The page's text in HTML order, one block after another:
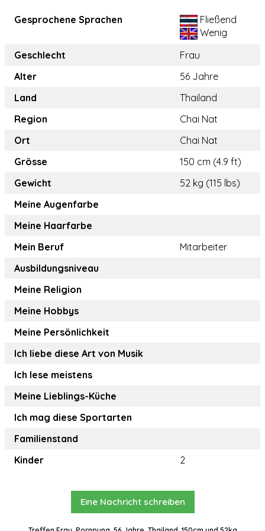
Gesprochene Sprachen
Fließend
Wenig
Geschlecht
Frau
Alter
56 Jahre
Land
Thailand
Region
Chai Nat
Ort
Chai Nat
Grösse
150 cm (4.9 ft)
Gewicht
52 kg (115 lbs)
Meine Augenfarbe
Meine Haarfarbe
Mein Beruf
Mitarbeiter
Ausbildungsniveau
Meine Religion
Meine Hobbys
Meine Persönlichkeit
Ich liebe diese Art von Musik
Ich lese meistens
Meine Lieblings-Küche
Ich mag diese Sportarten
Familienstand
Kinder
2
Eine Nachricht schreiben